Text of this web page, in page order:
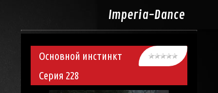
Imperia-Dance
Основной инстинкт
Серия 228